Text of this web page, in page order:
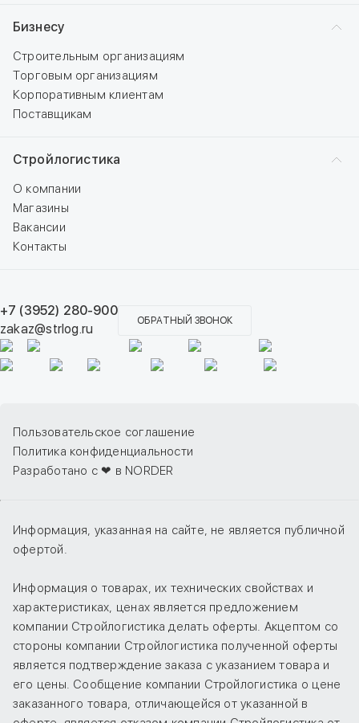
Бизнесу
Строительным организациям
Торговым организациям
Корпоративным клиентам
Поставщикам
Стройлогистика
О компании
Магазины
Вакансии
Контакты
+7 (3952) 280-900
zakaz@strlog.ru
ОБРАТНЫЙ ЗВОНОК
Пользовательское соглашение
Политика конфиденциальности
Разработано с ❤ в NORDER
Информация, указанная на сайте, не является публичной
офертой.
Информация о товарах, их технических свойствах и
характеристиках, ценах является предложением
компании Стройлогистика делать оферты. Акцептом со
стороны компании Стройлогистика полученной оферты
является подтверждение заказа с указанием товара и
его цены. Сообщение компании Стройлогистика о цене
заказанного товара, отличающейся от указанной в